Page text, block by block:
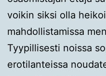
voikin siksi olla
mahdollistamissa
Tyypillisesti noissa
erotilanteissa